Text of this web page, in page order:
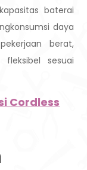
baterai
daya
berat,
sesuai
Cordless